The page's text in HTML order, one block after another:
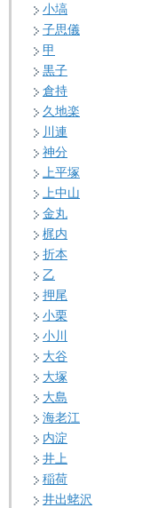
小塙
子思儀
甲
黒子
倉持
久地楽
川連
神分
上平塚
上中山
金丸
梶内
折本
乙
押尾
小栗
小川
大谷
大塚
大島
海老江
内淀
井上
稲荷
井出蛯沢